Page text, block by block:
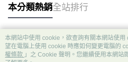
本分類熱銷全站排行
熱門標籤
本網站中使用 cookie，欲查詢有關本網站使
望在電腦上使用 cookie 時應如何變更電腦的
權條款 」之 Cookie 聲明。您繼續使用本網站